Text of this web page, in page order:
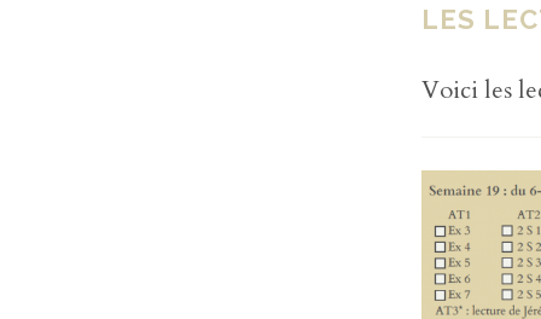
LES
Voici les